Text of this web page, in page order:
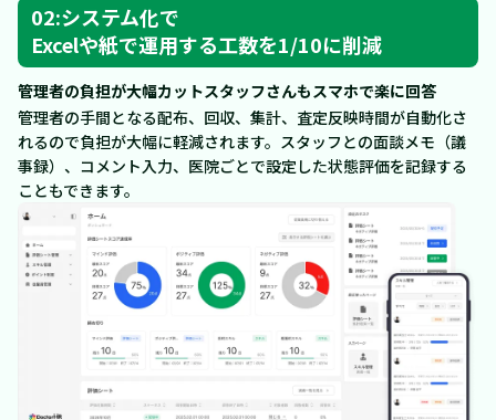
02:システム化で
Excelや紙で運用する工数を1/10に削減
管理者の負担が大幅カットスタッフさんもスマホで楽に回答
管理者の手間となる配布、回収、集計、査定反映時間が自動化さ
れるので負担が大幅に軽減されます。スタッフとの面談メモ（議
事録）、コメント入力、医院ごとで設定した状態評価を記録する
こともできます。